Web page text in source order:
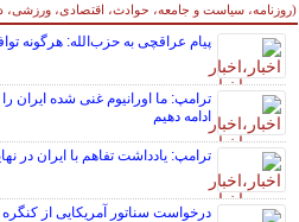
(روزنامه، سیاست و جامعه، حوادث، اقتصادی، ورزشی،
سایر خبرهای داغ
پیام عراقچی به حزب‌الله: هرگونه
ترامپ: ما اورانیوم غنی شده
ادامه دهیم
ترامپ: یادداشت تفاهم با ایران در
درخواست سناتور آمریکایی از